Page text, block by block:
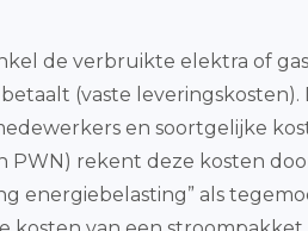
de verbruikte elektra of
(vaste
en soortgelijke
rekent deze kosten
energiebelasting” als